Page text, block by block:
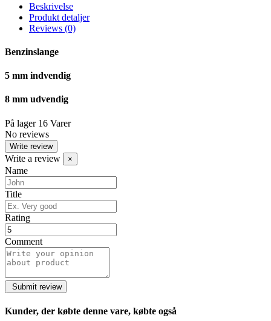
Beskrivelse
Produkt detaljer
Reviews (0)
Benzinslange
5 mm indvendig
8 mm udvendig
På lager 16 Varer
No reviews
Write review
Write a review ×
Name
Title
Rating
Comment
Kunder, der købte denne vare, købte også